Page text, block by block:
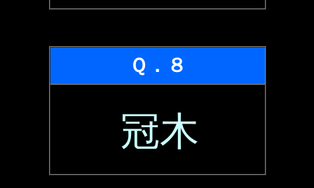
Ｑ．８
冠木